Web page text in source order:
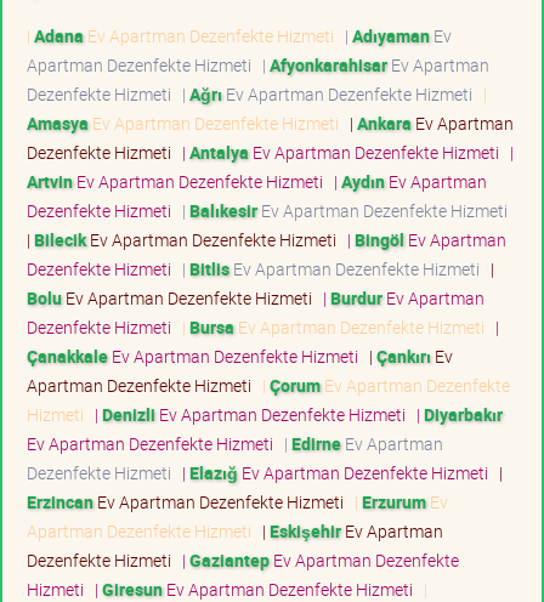
| Adana Ev Apartman Dezenfekte Hizmeti | AdıyamanEv
Apartman Dezenfekte Hizmeti | AfyonkarahisarEv Apartman
Dezenfekte Hizmeti | Ağrı Ev Apartman Dezenfekte Hizmeti |
Amasya Ev Apartman Dezenfekte Hizmeti | Ankara Ev Apartman
Dezenfekte Hizmeti | Antalya Ev Apartman Dezenfekte Hizmeti |
ArtvinEv Apartman Dezenfekte Hizmeti | AydınEv Apartman
Dezenfekte Hizmeti | BalıkesirEv Apartman Dezenfekte Hizmeti
| BilecikEv Apartman Dezenfekte Hizmeti | Bingöl Ev Apartman
Dezenfekte Hizmeti | BitlisEv Apartman Dezenfekte Hizmeti |
BoluEv Apartman Dezenfekte Hizmeti | BurdurEv Apartman
Dezenfekte Hizmeti | Bursa Ev Apartman Dezenfekte Hizmeti |
ÇanakkaleEv Apartman Dezenfekte Hizmeti | Çankırı Ev
Apartman Dezenfekte Hizmeti | ÇorumEv Apartman Dezenfekte
Hizmeti | Denizli Ev Apartman Dezenfekte Hizmeti | Diyarbakır
Ev Apartman Dezenfekte Hizmeti | EdirneEv Apartman
Dezenfekte Hizmeti | Elazığ Ev Apartman Dezenfekte Hizmeti |
ErzincanEv Apartman Dezenfekte Hizmeti | ErzurumEv
Apartman Dezenfekte Hizmeti | EskişehirEv Apartman
Dezenfekte Hizmeti | GaziantepEv Apartman Dezenfekte
Hizmeti | GiresunEv Apartman Dezenfekte Hizmeti |